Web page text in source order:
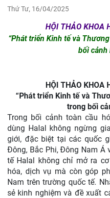
Thứ Tư, 16/04/2025
HỘI THẢO KHOA
“Phát triển Kinh tế và
bối cảnh
HỘI THẢO KHOA
“Phát triển Kinh tế và
trong bối
Trong bối cảnh toàn cầu
dùng Halal không ngừng
giới, đặc biệt tại các quốc
Đông, Bắc Phi, Đông Nam Á
tế Halal không chỉ mở ra
hóa, dịch vụ mà còn góp
Nam trên trường quốc tế.
sẻ kinh nghiệm và đề xuất